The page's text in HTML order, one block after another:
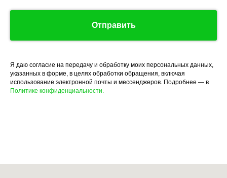
Отправить
Я даю согласие на передачу и обработку моих персональных данных,
указанных в форме, в целях обработки обращения, включая
использование электронной почты и мессенджеров. Подробнее — в
Политике конфиденциальности.